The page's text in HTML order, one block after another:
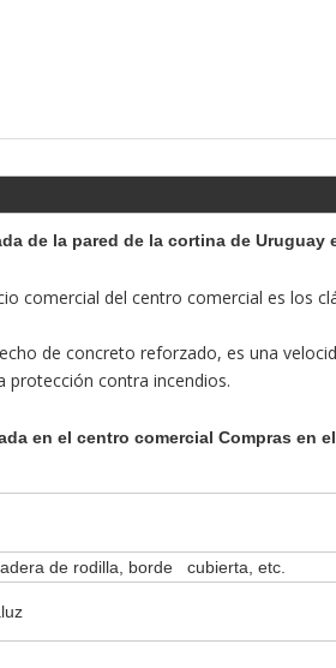
de la pared de la cortina de Uruguay
comercial del centro comercial es los
de concreto reforzado, es una
protección contra incendios.
en el centro comercial Compras en
de rodilla, borde cubierta, etc.